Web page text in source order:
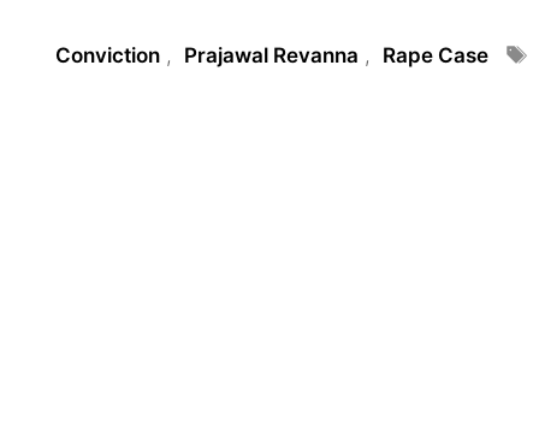
Tags
Conviction , Prajawal Revanna , Rape Case